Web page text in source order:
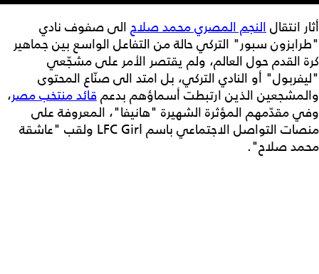
أثار انتقالالنجم المصري محمد صلاح الى صفوف نادي
"طرابزون سبور" التركي حالة من التفاعل الواسع بين جماهير
كرة القدم حول العالم، ولم يقتصر الأمر على مشجّعي
"ليفربول" أو النادي التركي، بل امتد الى صنّاع المحتوى
والمشجعين الذين ارتبطت أسماؤهم بدعمقائد منتخب مصر،
وفي مقدّمهم المؤثرة الشهيرة "هانيفا"، المعروفة على
منصات التواصل الاجتماعي باسم LFC Girl ولقب "عاشقة
محمد صلاح".